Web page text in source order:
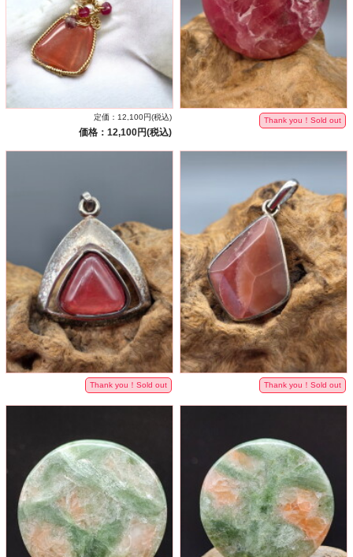
定価：12,100円(税込)
価格：12,100円(税込)
Thank you！Sold out
Thank you！Sold out Thank you！Sold out